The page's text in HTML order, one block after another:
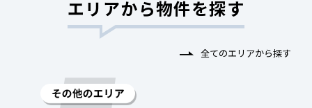
エリアから物件を探す
全てのエリアから探す